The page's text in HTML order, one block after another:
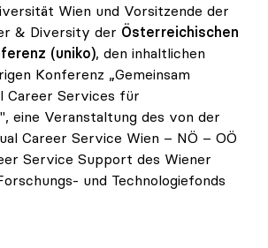
Wien und Vorsitzende der
& Diversity der Österreichischen
(uniko), den inhaltlichen
Konferenz „Gemeinsam
Career Services für
eine Veranstaltung des von der
Career Service Wien – NÖ – OÖ
Service Support des Wiener
und Technologiefonds
Career Service für